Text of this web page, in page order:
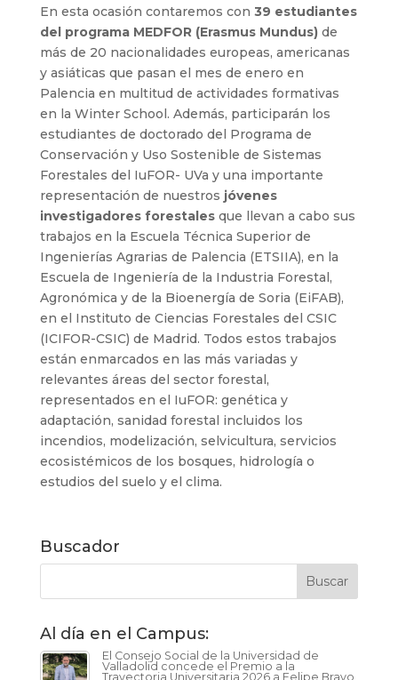
En esta ocasión contaremos con 39 estudiantes
del programa MEDFOR (Erasmus Mundus)de
más de 20 nacionalidades europeas, americanas
y asiáticas que pasan el mes de enero en
Palencia en multitud de actividades formativas
en la Winter School. Además, participarán los
estudiantes de doctorado del Programa de
Conservación y Uso Sostenible de Sistemas
Forestales del IuFOR- UVa y una importante
representación de nuestros jóvenes
investigadores forestalesque llevan a cabo sus
trabajos en la Escuela Técnica Superior de
Ingenierías Agrarias de Palencia (ETSIIA), en la
Escuela de Ingeniería de la Industria Forestal,
Agronómica y de la Bioenergía de Soria (EiFAB),
en el Instituto de Ciencias Forestales del CSIC
(ICIFOR-CSIC) de Madrid. Todos estos trabajos
están enmarcados en las más variadas y
relevantes áreas del sector forestal,
representados en el IuFOR: genética y
adaptación, sanidad forestal incluidos los
incendios, modelización, selvicultura, servicios
ecosistémicos de los bosques, hidrología o
estudios del suelo y el clima.
Buscador
Al día en el Campus:
El Consejo Social de la Universidad de
Valladolid concede el Premio a la
Trayectoria Universitaria 2026 a Felipe Bravo